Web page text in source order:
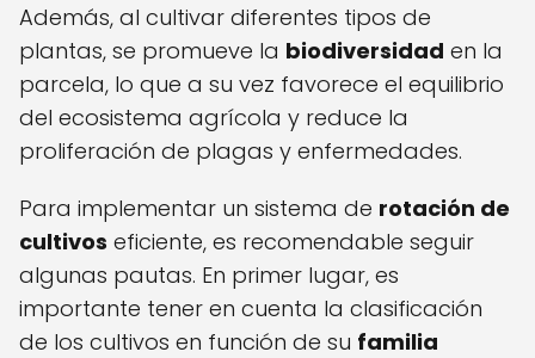
Además, al cultivar diferentes tipos de
plantas, se promueve la biodiversidad en la
parcela, lo que a su vez favorece el equilibrio
del ecosistema agrícola y reduce la
proliferación de plagas y enfermedades.
Para implementar un sistema de rotación de
cultivos eficiente, es recomendable seguir
algunas pautas. En primer lugar, es
importante tener en cuenta la clasificación
de los cultivos en función de su familia